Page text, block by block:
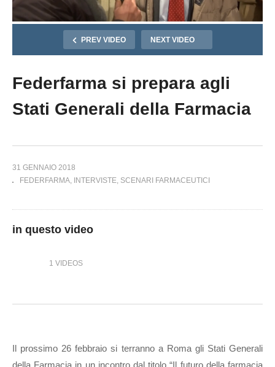
PREV VIDEO NEXT VIDEO
Federfarma si prepara agli
Stati Generali della Farmacia
31 GENNAIO 2018
FEDERFARMA
INTERVISTE SCENARI FARMACEUTICI
in questo video
1 VIDEOS
Il prossimo 26 febbraio si terranno a Roma gli Stati Generali